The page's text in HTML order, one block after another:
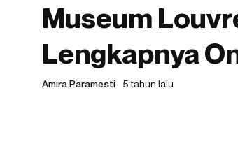
Museum
Lengkapnya
Amira Paramesti 5 tahun lalu